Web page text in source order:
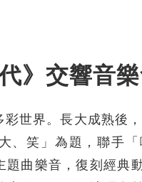
》交響音
世界。長大成熟後
、笑」為題，聯手
題曲樂音，復刻經典